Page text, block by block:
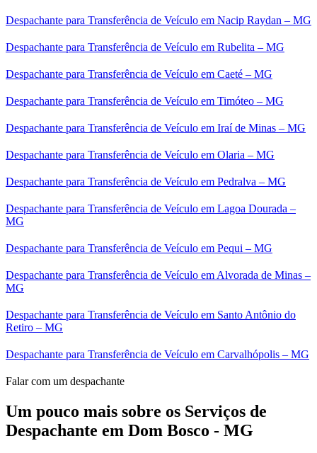
Despachante para Transferência de Veículo em Nacip Raydan – MG
Despachante para Transferência de Veículo em Rubelita – MG
Despachante para Transferência de Veículo em Caeté – MG
Despachante para Transferência de Veículo em Timóteo – MG
Despachante para Transferência de Veículo em Iraí de Minas – MG
Despachante para Transferência de Veículo em Olaria – MG
Despachante para Transferência de Veículo em Pedralva – MG
Despachante para Transferência de Veículo em Lagoa Dourada –
MG
Despachante para Transferência de Veículo em Pequi – MG
Despachante para Transferência de Veículo em Alvorada de Minas –
MG
Despachante para Transferência de Veículo em Santo Antônio do
Retiro – MG
Despachante para Transferência de Veículo em Carvalhópolis – MG
Falar com um despachante
Um pouco mais sobre os Serviços de
Despachante em Dom Bosco - MG